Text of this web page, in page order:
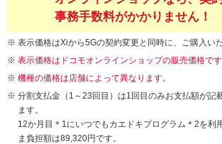
事務手数料がかかりません！
表示価格はXiから5Gの契約変更と同時に、ご購入い
表示価格はドコモオンラインショップの販売価格です
機種の価格は店舗によって異なります。
分割支払金（1～23回目）は1回目のみお支払額が記
ます。
12か月目＊1にいつでもカエドキプログラム＊2を利
ま負担額は89,320円です。